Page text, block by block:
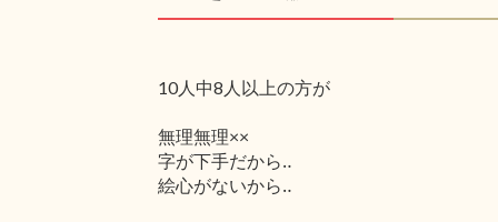
10人中8人以上の方が
無理無理××
字が下手だから‥
絵心がないから‥